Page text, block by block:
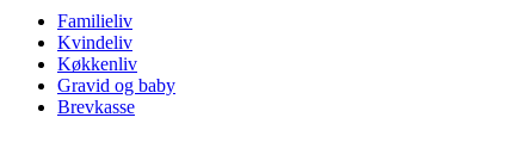
Familieliv
Kvindeliv
Køkkenliv
Gravid og baby
Brevkasse